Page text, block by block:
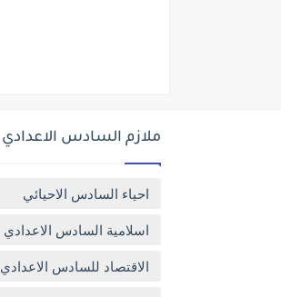
ملازم السادس الاعدادي
احياء السادس الاحيائي
اسلامية السادس الاعدادي
الاقتصاد للسادس الاعدادي